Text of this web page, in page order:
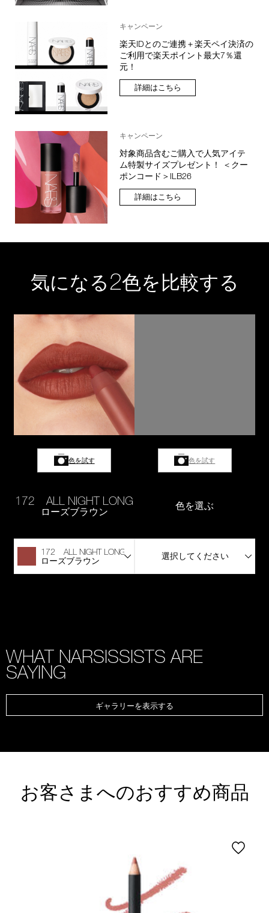
キャンペーン
楽天IDとのご連携＋楽天ペイ決済の
ご利用で楽天ポイント最大7％還
元！
詳細はこちら
キャンペーン
対象商品含むご購入で人気アイテ
ム特製サイズプレゼント！ ＜クー
ポンコード＞ILB26
詳細はこちら
気になる2色を比較する
色を試す
172 ALL NIGHT LONG
ローズブラウン
172 ALL NIGHT LONG
ローズブラウン
色を試す
色を選ぶ
選択してください
WHAT NARSISSISTS ARE
SAYING
ギャラリーを表示する
お客さまへのおすすめ商品